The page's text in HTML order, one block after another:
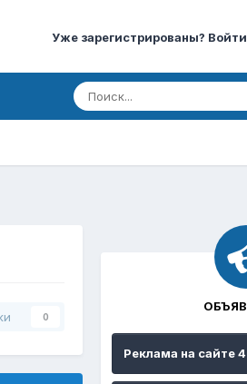
Уже зарегистрированы? Войти
0
Реклама на сайте